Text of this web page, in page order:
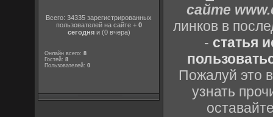
Всего: 34335 зарегистрированных
пользователей на сайте + 0
сегодняи (0 вчера)
Онлайн всего:8
Гостей:8
Пользователей:0
сайте
линков в
- статья
Пожалуй это
узнать